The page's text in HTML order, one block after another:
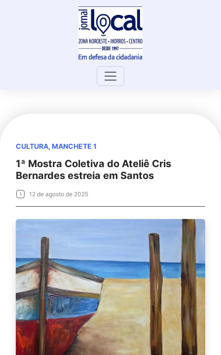
CULTURA, MANCHETE 1
1ª Mostra Coletiva do Ateliê Cris
Bernardes estreia em Santos
12 de agosto de 2025